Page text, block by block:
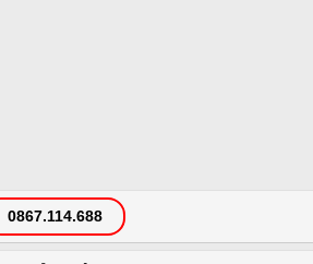
0867.114.688